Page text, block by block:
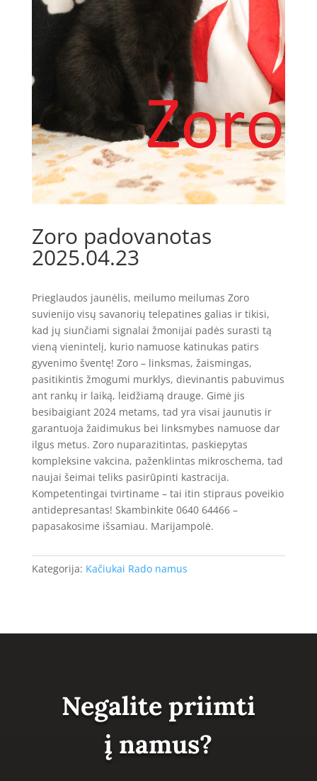
Zoro padovanotas
2025.04.23
Prieglaudos jaunėlis, meilumo meilumas Zoro
suvienijo visų savanorių telepatines galias ir tikisi,
kad jų siunčiami signalai žmonijai padės surasti tą
vieną vienintelį, kurio namuose katinukas patirs
gyvenimo šventę! Zoro – linksmas, žaismingas,
pasitikintis žmogumi murklys, dievinantis pabuvimus
ant rankų ir laiką, leidžiamą drauge. Gimė jis
besibaigiant 2024 metams, tad yra visai jaunutis ir
garantuoja žaidimukus bei linksmybes namuose dar
ilgus metus. Zoro nuparazitintas, paskiepytas
kompleksine vakcina, paženklintas mikroschema, tad
naujai šeimai teliks pasirūpinti kastracija.
Kompetentingai tvirtiname – tai itin stipraus poveikio
antidepresantas! Skambinkite 0640 64466 –
papasakosime išsamiau. Marijampolė.
Kategorija: Kačiukai Rado namus
Negalite priimti
į namus?